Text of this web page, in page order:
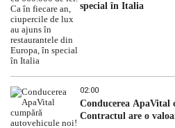
special în Italia
02:00
Conducerea ApaVital
Contractul are o